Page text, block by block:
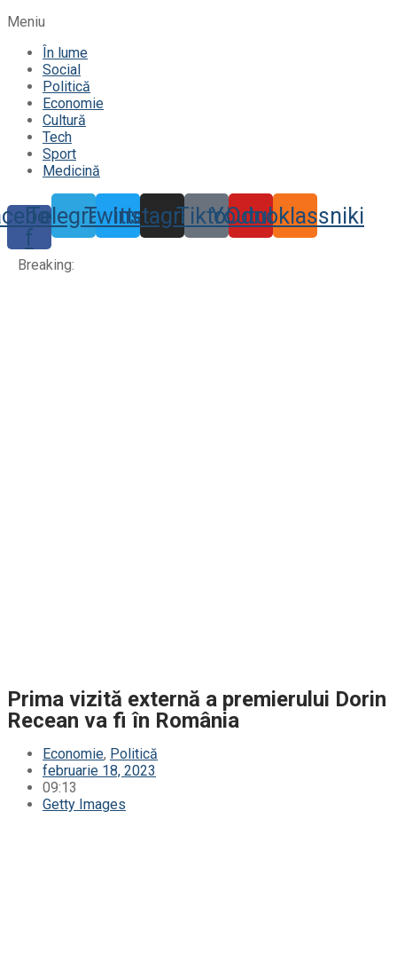
Meniu
În lume
Social
Politică
Economie
Cultură
Tech
Sport
Medicină
f
TelegramTwitter
Instagram
TiktokYoutube
Odnoklassniki
Breaking:
Prima vizită externă a premierului Dorin
Recean va fi în România
Economie, Politică
februarie 18, 2023
09:13
Getty Images